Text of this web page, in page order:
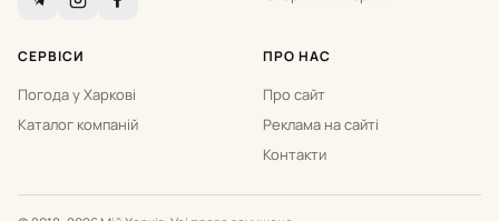
СЕРВІСИ
Погода у Харкові
Каталог компаній
ПРО НАС
Про сайт
Реклама на сайті
Контакти